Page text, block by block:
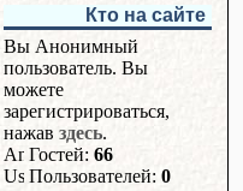
Кто на сайте
Вы Анонимный
пользователь. Вы
можете
зарегистрироваться,
нажав здесь.
Гостей: 66
Пользователей: 0